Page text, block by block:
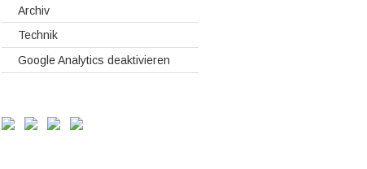
Archiv
Technik
Google Analytics deaktivieren